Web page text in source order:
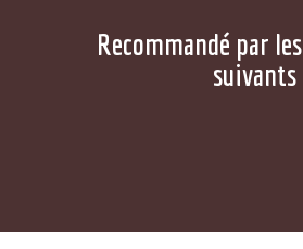
Recommandé par
suivants